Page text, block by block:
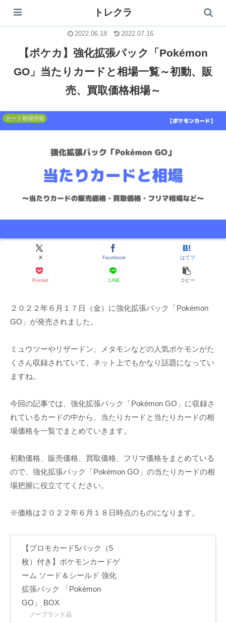
トレクラ
【ポケカ】強化拡張パック「Pokémon
GO」当たりカードと相場一覧～初動、販
売、買取価格相場～
カード相場情報
X Facebook はてブ
Pocket LINE コピー
2022.06.18 2022.07.16
２０２２年６月１７日（金）に強化拡張パック「Pokémon
GO」が発売されました。
ミュウツーやリザードン、メタモンなどの人気ポケモンがた
くさん収録されていて、ネット上でもかなり話題になってい
ますね。
今回の記事では、強化拡張パック「Pokémon GO」に収録さ
れているカードの中から、当たりカードと当たりカードの相
場価格を一覧でまとめていきます。
初動価格、販売価格、買取価格、フリマ価格をまとめている
ので、強化拡張パック「Pokémon GO」の当たりカードの相
場把握に役立ててください。
※価格は２０２２年６月１８日時点のものになります。
【プロモカード5パック（5
枚）付き】ポケモンカードゲ
ーム ソード＆シールド 強化
拡張パック 「Pokémon
GO」 BOX
ノーブランド品
トレクラ